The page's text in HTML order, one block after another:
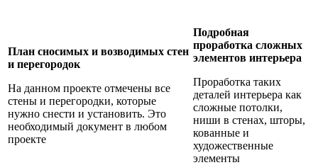
План сносимых и возводимых стен
и перегородок
На данном проекте отмечены все
стены и перегородки, которые
нужно снести и установить. Это
необходимый документ в любом
проекте
Подробная
проработка сложных
элементов интерьера
Проработка таких
деталей интерьера как
сложные потолки,
ниши в стенах, шторы,
кованные и
художественные
элементы